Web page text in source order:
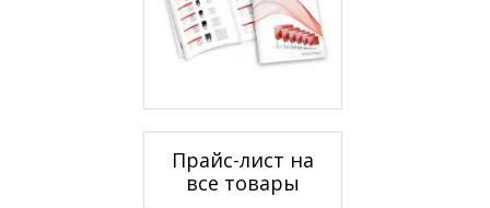
Прайс-лист на
все товары